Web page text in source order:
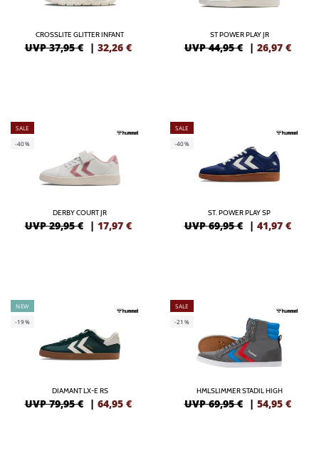
CROSSLITE GLITTER INFANT
UVP 37,95 € | 32,26 €
ST POWER PLAY JR
UVP 44,95 € | 26,97 €
SALE
-40%
DERBY COURT JR
UVP 29,95 € | 17,97 €
SALE
-40%
ST. POWER PLAY SP
UVP 69,95 € | 41,97 €
NEW
-19%
DIAMANT LX-E RS
UVP 79,95 € | 64,95 €
SALE
-21%
HMLSLIMMER STADIL HIGH
UVP 69,95 € | 54,95 €